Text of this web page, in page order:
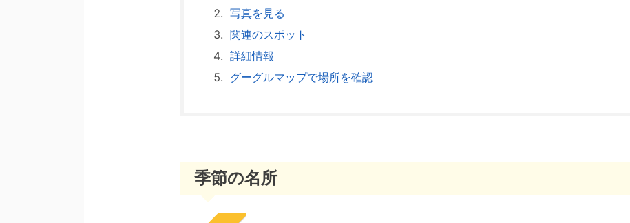
写真を見る
関連のスポット
詳細情報
グーグルマップで場所を確認
季節の名所